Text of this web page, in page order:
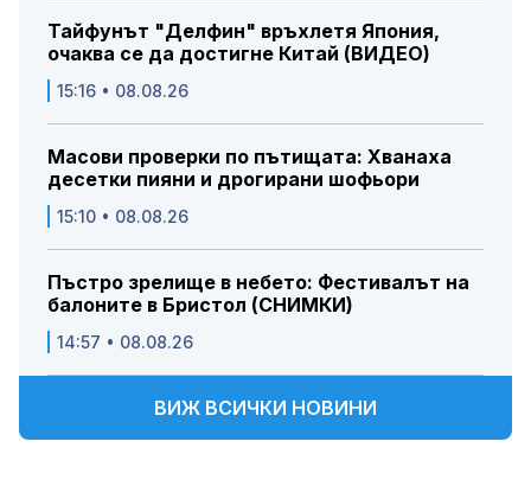
Тайфунът "Делфин" връхлетя Япония,
очаква се да достигне Китай (ВИДЕО)
15:16 • 08.08.26
Масови проверки по пътищата: Хванаха
десетки пияни и дрогирани шофьори
15:10 • 08.08.26
Пъстро зрелище в небето: Фестивалът на
балоните в Бристол (СНИМКИ)
14:57 • 08.08.26
ВИЖ ВСИЧКИ НОВИНИ